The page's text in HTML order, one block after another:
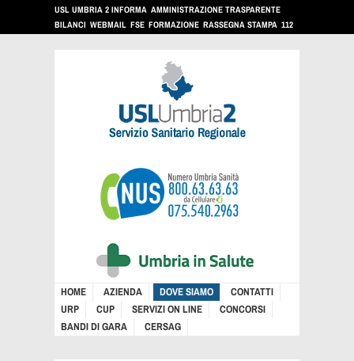
USL UMBRIA 2 INFORMA AMMINISTRAZIONE TRASPARENTE
BILANCI WEBMAIL FSE FORMAZIONE RASSEGNA STAMPA 112
HOME AZIENDA DOVE SIAMO
CONTATTI
URP
CUP SERVIZI ON LINE
CONCORSI
BANDI DI GARA
CERSAG